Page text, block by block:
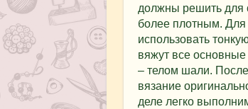
должны решить для
более плотным. Для
использовать
вяжут все
– телом шали. После
вязание
деле легко